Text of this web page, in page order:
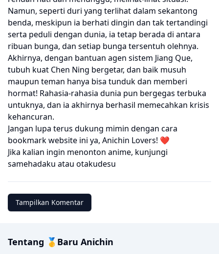
Namun, seperti duri yang terlihat dalam sekantong
benda, meskipun ia berhati dingin dan tak tertandingi
serta peduli dengan dunia, ia tetap berada di antara
ribuan bunga, dan setiap bunga tersentuh olehnya.
Akhirnya, dengan bantuan agen sistem Jiang Que,
tubuh kuat Chen Ning bergetar, dan baik musuh
maupun teman hanya bisa tunduk dan memberi
hormat! Rahasia-rahasia dunia pun bergegas terbuka
untuknya, dan ia akhirnya berhasil memecahkan krisis
kehancuran.
Jangan lupa terus dukung mimin dengan cara
bookmark website ini ya, Anichin Lovers! ❤️
Jika kalian ingin menonton anime, kunjungi
samehadaku atau otakudesu
Tampilkan Komentar
Tentang 🥇Baru Anichin